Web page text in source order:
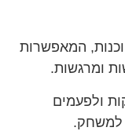
המאפשרות
ומרגשות.
ולפעמים
למשחק.